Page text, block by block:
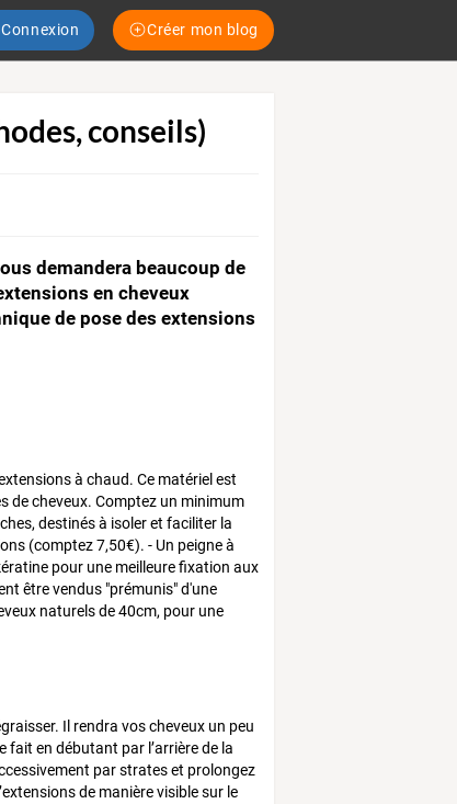
Connexion Créer mon blog
conseils)
demandera beaucoup de
en cheveux
de pose des extensions
à chaud. Ce matériel est
de cheveux. Comptez un minimum
destinés à isoler et faciliter la
(comptez 7,50€). - Un peigne à
pour une meilleure fixation aux
être vendus "prémunis" d'une
naturels de 40cm, pour une
Il rendra vos cheveux un peu
fait en débutant par l’arrière de la
par strates et prolongez
de manière visible sur le